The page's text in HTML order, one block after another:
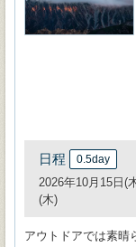
日程 0.5day
2026年10月15日(
(木)
アウトドアでは素晴